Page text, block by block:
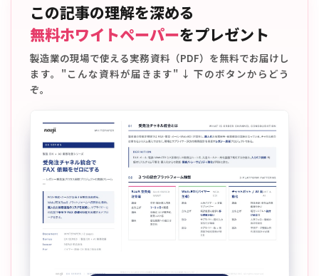
この記事の理解を深める
無料ホワイトペーパーをプレゼント
製造業の現場で使える実務資料（PDF）を無料でお届けし
ます。"こんな資料が届きます" ↓ 下のボタンからどう
ぞ。